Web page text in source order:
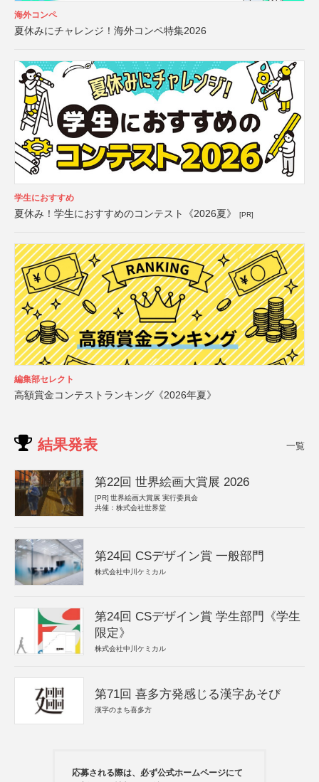
海外コンペ
夏休みにチャレンジ！海外コンペ特集2026
学生におすすめ
夏休み！学生におすすめのコンテスト《2026夏》 [PR]
編集部セレクト
高額賞金コンテストランキング《2026年夏》
結果発表 一覧
第22回 世界絵画大賞展 2026
[PR] 世界絵画大賞展 実行委員会
共催：株式会社世界堂
第24回 CSデザイン賞 一般部門
株式会社中川ケミカル
第24回 CSデザイン賞 学生部門《学生
限定》
株式会社中川ケミカル
第71回 喜多方発感じる漢字あそび
漢字のまち喜多方
応募される際は、必ず公式ホームページにて